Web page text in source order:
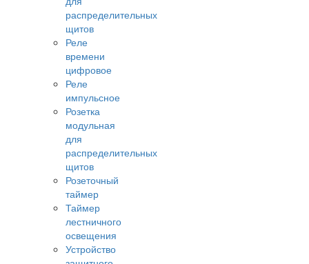
распределительных
щитов
Реле
времени
цифровое
Реле
импульсное
Розетка
модульная
для
распределительных
щитов
Розеточный
таймер
Таймер
лестничного
освещения
Устройство